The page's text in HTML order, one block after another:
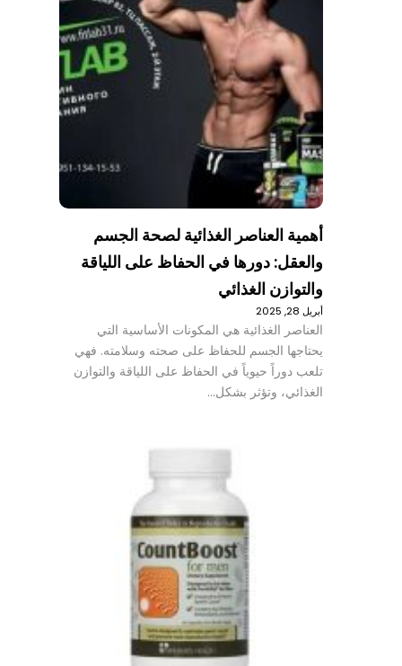
أهمية العناصر الغذائية لصحة الجسم
والعقل: دورها في الحفاظ على اللياقة
والتوازن الغذائي
أبريل 28, 2025
العناصر الغذائية هي المكونات الأساسية التي
يحتاجها الجسم للحفاظ على صحته وسلامته. فهي
تلعب دوراً حيوياً في الحفاظ على اللياقة والتوازن
الغذائي، وتؤثر بشكل…